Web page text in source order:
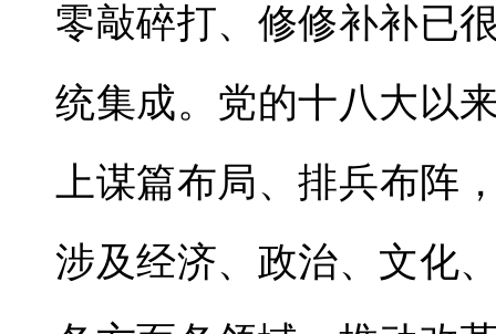
零敲碎打、修修补补已
统集成。党的十八大以
上谋篇布局、排兵布阵
涉及经济、政治、文化